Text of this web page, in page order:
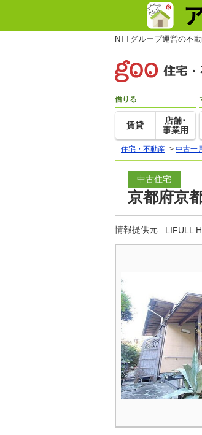
NTTグループ運営の不
借りる
賃貸
店舗･
事業用
住宅・不動産 > 中古一
中古住宅
京都府京
情報提供元 LIFULL